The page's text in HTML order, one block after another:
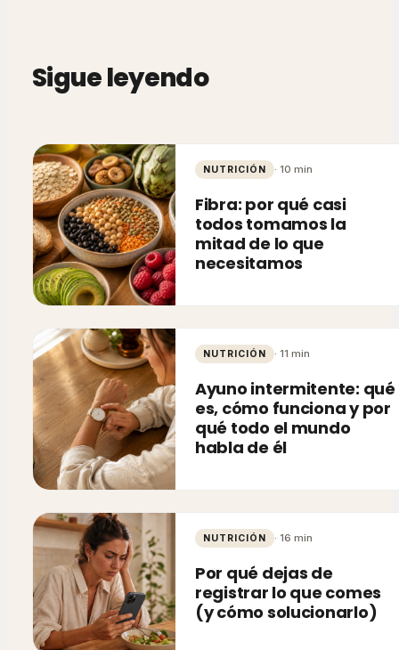
Sigue leyendo
NUTRICIÓN ·10 min
Fibra: por qué casi
todos tomamos la
mitad de lo que
necesitamos
NUTRICIÓN ·11 min
Ayuno intermitente: qué
es, cómo funciona y por
qué todo el mundo
habla de él
NUTRICIÓN ·16 min
Por qué dejas de
registrar lo que comes
(y cómo solucionarlo)